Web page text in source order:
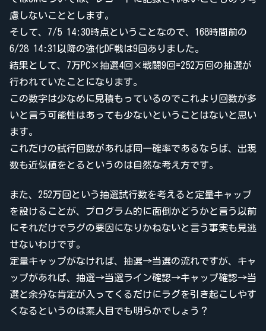
慮しないこととします。
そして、7/5 14:30時点ということなので、168時間前の
6/28 14:31以降の強化DF戦は9回ありました。
結果として、7万PC×抽選4回×戦闘9回=252万回の抽選が
行われていたことになります。
この数字は少なめに見積もっているのでこれより回数が多
いと言う可能性はあっても少ないということはないと思い
ます。
これだけの試行回数があれば同一確率であるならば、出現
数も近似値をとるというのは自然な考え方です。
また、252万回という抽選試行数を考えると定量キャップ
を設けることが、プログラム的に面倒かどうかと言う以前
にそれだけでラグの要因になりかねないと言う事実も見逃
せないわけです。
定量キャップがなければ、抽選→当選の流れですが、キャ
ップがあれば、抽選→当選ライン確認→キャップ確認→当
選と余分な肯定が入ってくるだけにラグを引き起こしやす
くなるというのは素人目でも明らかでしょう？